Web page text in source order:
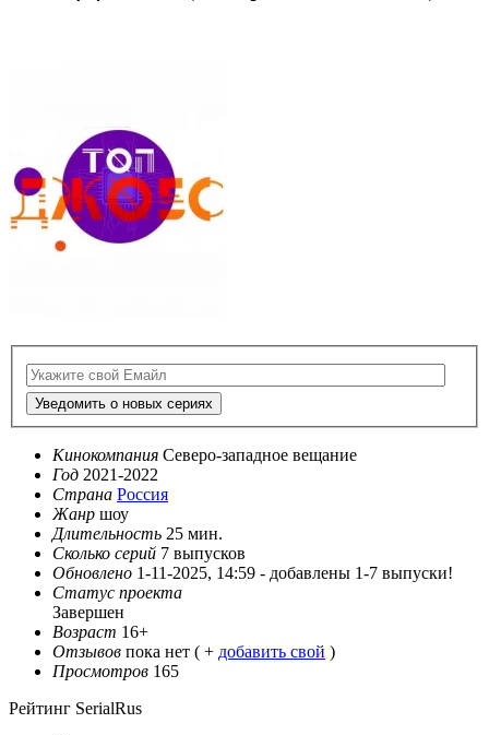
Уведомить о новых сериях
Кинокомпания Северо-западное вещание
Год 2021-2022
Страна Россия
Жанр шоу
Длительность 25 мин.
Сколько серий 7 выпусков
Обновлено 1-11-2025, 14:59 - добавлены 1-7 выпуски!
Статус проекта
Завершен
Возраст 16+
Отзывов пока нет ( + добавить свой )
Просмотров 165
Рейтинг SerialRus